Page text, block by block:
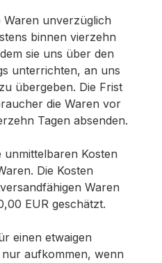
unverzüglich
binnen vierzehn
sie uns über den
unterrichten, an uns
übergeben. Die Frist
die Waren vor
Tagen absenden.
Kosten
Die Kosten
Waren
EUR geschätzt.
einen etwaigen
aufkommen, wenn